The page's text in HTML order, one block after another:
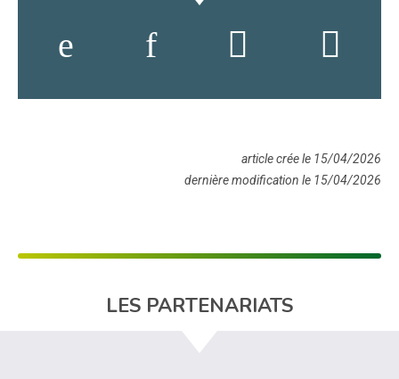
article crée le 15/04/2026
dernière modification le 15/04/2026
LES PARTENARIATS